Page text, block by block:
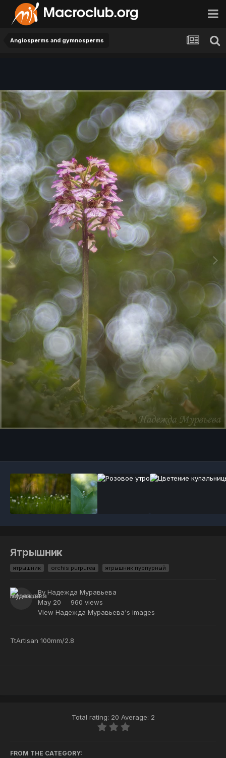
Angiosperms and gymnosperms
Ятрышник
ятрышник orchis purpurea ятрышник пурпурный
By Надежда Муравьева
May 20
960 views
View Надежда Муравьева's images
TtArtisan 100mm/2.8
Total rating: 20 Average: 2
FROM THE CATEGORY: